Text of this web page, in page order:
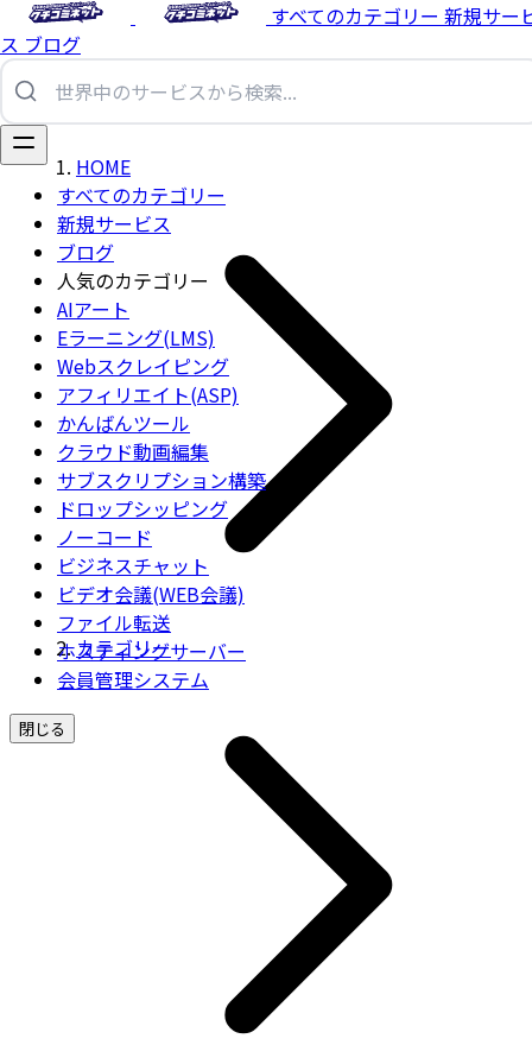
すべてのカテゴリー 新規サー
ス ブログ
すべてのカテゴリー
新規サービス
ブログ
人気のカテゴリー
AIアート
Eラーニング(LMS)
Webスクレイピング
アフィリエイト(ASP)
かんばんツール
クラウド動画編集
サブスクリプション構築
ドロップシッピング
ノーコード
ビジネスチャット
ビデオ会議(WEB会議)
ファイル転送
ホスティングサーバー
会員管理システム
閉じる
HOME
カテゴリー